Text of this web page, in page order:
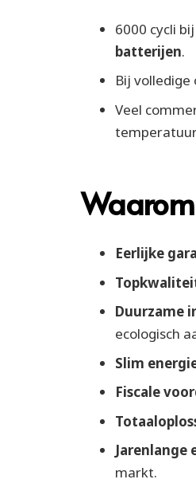
6000 cycli
batterijen.
Bij
Veel
Eerlijke
Duurzame
ecologisch
Slim
Fiscale
Jarenlange
markt.